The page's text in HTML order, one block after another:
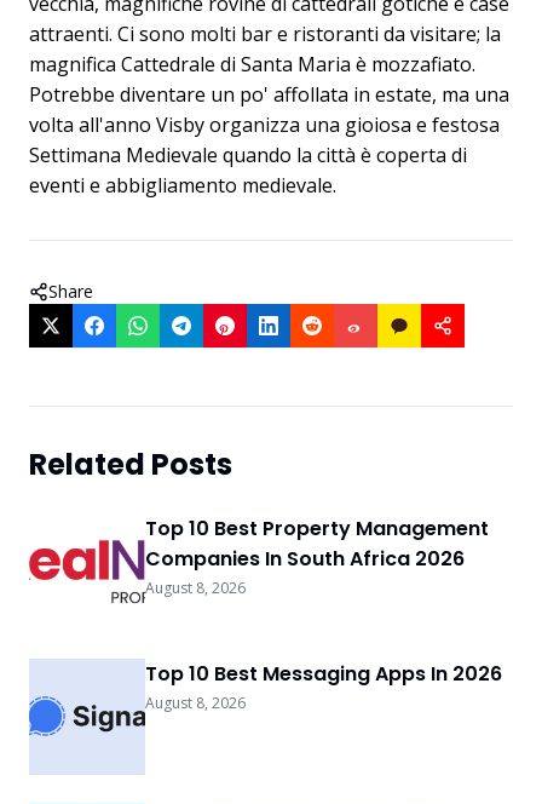
attraenti. Ci sono molti bar e ristoranti da visitare; la
magnifica Cattedrale di Santa Maria è mozzafiato.
Potrebbe diventare un po' affollata in estate, ma una
volta all'anno Visby organizza una gioiosa e festosa
Settimana Medievale quando la città è coperta di
eventi e abbigliamento medievale.
Share
Related Posts
Top 10 Best Property Management
Companies In South Africa 2026
August 8, 2026
Top 10 Best Messaging Apps In 2026
August 8, 2026